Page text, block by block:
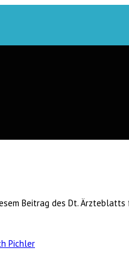
Beitrag des Dt. Ärzteblatts
Pichler